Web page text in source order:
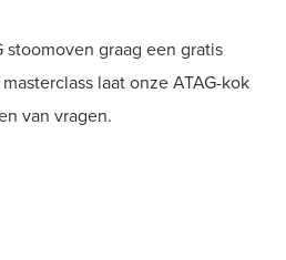
graag een gratis
laat onze ATAG-kok
van vragen.